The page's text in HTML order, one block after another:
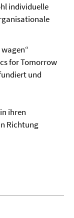
individuelle
for Tomorrow
und
ihren
Richtung